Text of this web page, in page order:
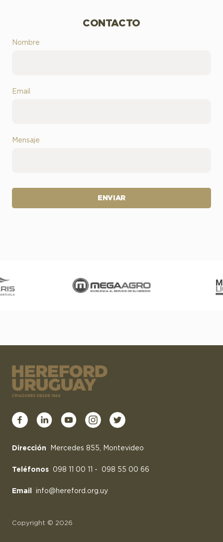
CONTACTO
Nombre
Email
Mensaje
ENVIAR
Dirección Mercedes 855, Montevideo
Teléfonos 098 11 00 11 - 098 55 00 66
Email info@hereford.org.uy
Copyright © 2026